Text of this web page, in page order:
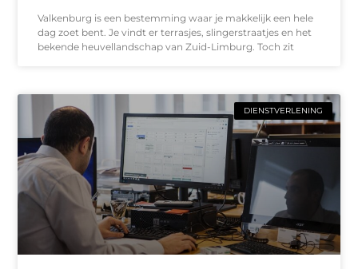
Valkenburg is een bestemming waar je makkelijk een hele
dag zoet bent. Je vindt er terrasjes, slingerstraatjes en het
bekende heuvellandschap van Zuid-Limburg. Toch zit
DIENSTVERLENING